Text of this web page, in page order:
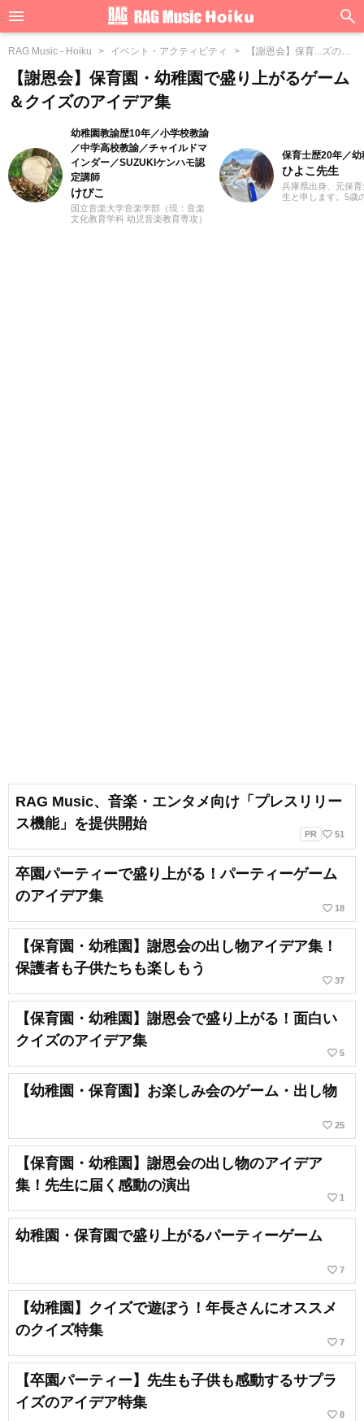
RAG Music - Hoiku イベント・アクティビティ
【謝恩会】保育...ズのア
イデア集
【謝恩会】保育園・幼稚園で盛り上がるゲーム
＆クイズのアイデア集
幼稚園教諭歴10年／小学校教諭
／中学高校教諭／チャイルドマ
インダー／SUZUKIケンハモ認
定講師
けぴこ
国立音楽大学音楽学部（現：音楽
文化教育学科 幼児音楽教育専攻）
保育士歴20年／幼
ひよこ先生
兵庫県出身、元保
生と申します。5歳
RAG Music、音楽・エンタメ向け「プレスリリー
ス機能」を提供開始
PR favorite_border 51
卒園パーティーで盛り上がる！パーティーゲーム
のアイデア集
favorite_border 18
【保育園・幼稚園】謝恩会の出し物アイデア集！
保護者も子供たちも楽しもう
favorite_border 37
【保育園・幼稚園】謝恩会で盛り上がる！面白い
クイズのアイデア集
favorite_border 5
【幼稚園・保育園】お楽しみ会のゲーム・出し物
favorite_border 25
【保育園・幼稚園】謝恩会の出し物のアイデア
集！先生に届く感動の演出
favorite_border 1
幼稚園・保育園で盛り上がるパーティーゲーム
favorite_border 7
【幼稚園】クイズで遊ぼう！年長さんにオススメ
のクイズ特集
favorite_border 7
【卒園パーティー】先生も子供も感動するサプラ
イズのアイデア特集
favorite_border 8